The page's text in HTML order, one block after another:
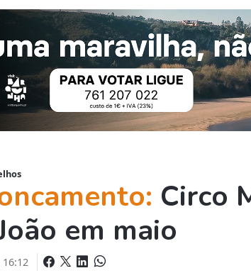
Circo
em maio
16:12